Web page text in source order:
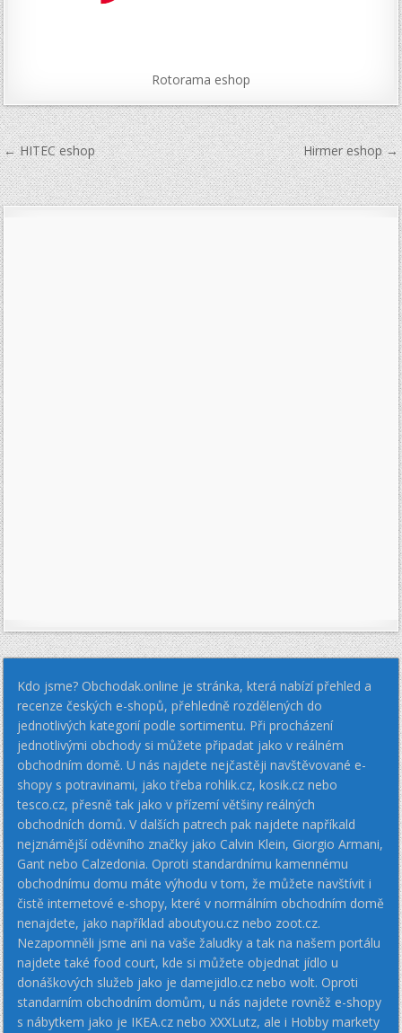
Rotorama eshop
Navigace
pro
příspěvek
← HITEC eshop Hirmer eshop →
Kdo jsme? Obchodak.online je stránka, která nabízí přehled a
recenze českých e-shopů, přehledně rozdělených do
jednotlivých kategorií podle sortimentu. Při procházení
jednotlivými obchody si můžete připadat jako v reálném
obchodním domě. U nás najdete nejčastěji navštěvované e-
shopy s potravinami, jako třeba rohlik.cz, kosik.cz nebo
tesco.cz, přesně tak jako v přízemí většiny reálných
obchodních domů. V dalších patrech pak najdete napříkald
nejznámější oděvního značky jako Calvin Klein, Giorgio Armani,
Gant nebo Calzedonia. Oproti standardnímu kamennému
obchodnímu domu máte výhodu v tom, že můžete navštívit i
čistě internetové e-shopy, které v normálním obchodním domě
nenajdete, jako například aboutyou.cz nebo zoot.cz.
Nezapomněli jsme ani na vaše žaludky a tak na našem portálu
najdete také food court, kde si můžete objednat jídlo u
donáškových služeb jako je damejidlo.cz nebo wolt. Oproti
standarním obchodním domům, u nás najdete rovněž e-shopy
s nábytkem jako je IKEA.cz nebo XXXLutz, ale i Hobby markety